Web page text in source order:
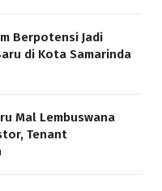
Berpotensi Jadi
di Kota Samarinda
Mal Lembuswana
Tenant